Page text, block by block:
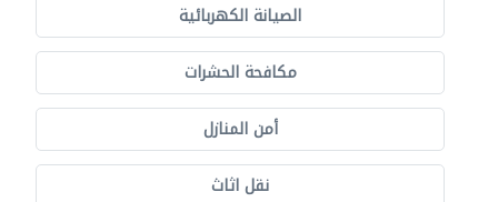
الصيانة الكهربائية
مكافحة الحشرات
أمن المنازل
نقل اثاث